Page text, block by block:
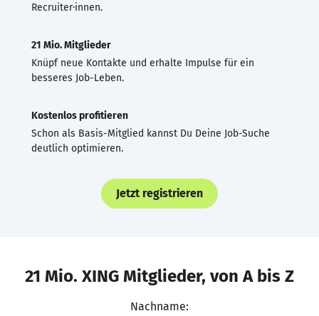
Recruiter·innen.
21 Mio. Mitglieder
Knüpf neue Kontakte und erhalte Impulse für ein
besseres Job-Leben.
Kostenlos profitieren
Schon als Basis-Mitglied kannst Du Deine Job-Suche
deutlich optimieren.
Jetzt registrieren
21 Mio. XING Mitglieder, von A bis Z
Nachname: